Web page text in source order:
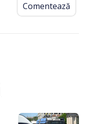
Comentează